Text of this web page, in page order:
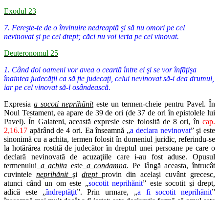
Exodul 23
7. Fereşte-te de o învinuire nedreaptă şi să nu omori pe cel
nevinovat şi pe cel drept; căci nu voi ierta pe cel vinovat.
Deuteronomul 25
1. Când doi oameni vor avea o ceartă între ei şi se vor înfăţişa
înaintea judecăţii ca să fie judecaţi, celui nevinovat să-i dea drumul,
iar pe cel vinovat să-l osândească.
Expresia a socoti neprihăniteste un termen-cheie pentru Pavel. În
Noul Testament, ea apare de 39 de ori (de 37 de ori în epistolele lui
Pavel). În Galateni, această expresie este folosită de 8 ori, în cap.
2,16.17 apărând de 4 ori. Ea înseamnă „a declara nevinovat” şi este
sinonimă cu a achita, termen folosit în domeniul juridic, referindu-se
la hotărârea rostită de judecător în dreptul unei persoane pe care o
declară nevinovată de acuzaţiile care i-au fost aduse. Opusul
termenului a achita este a condamna. Pe lângă aceasta, întrucât
cuvintele neprihănit şi drept provin din acelaşi cuvânt grecesc,
atunci când un om este „socotit neprihănit” este socotit şi drept,
adică este „îndreptăţit”. Prin urmare, „a fi socotit neprihănit”